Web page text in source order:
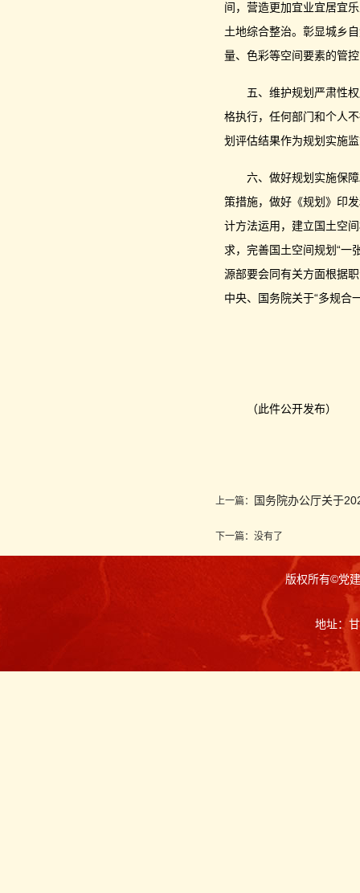
间，营造更加宜业宜居宜
土地综合整治。彰显城乡
量、色彩等空间要素的管
五、维护规划严肃性
格执行，任何部门和个人
划评估结果作为规划实施
六、做好规划实施保
策措施，做好《规划》印
计方法运用，建立国土空
求，完善国土空间规划“一
源部要会同有关方面根据
中央、国务院关于“多规合
（此件公开发布）
上一篇： 国务院办公厅关于
下一篇：没有了
版权所有©党
地址：